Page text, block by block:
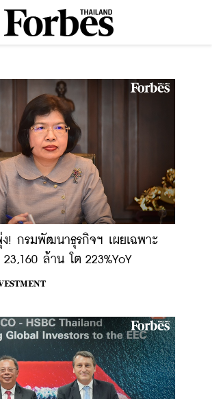
! กรมพัฒนาธุรกิจฯ เผยเฉพาะ
ล้าน โต 223%YoY